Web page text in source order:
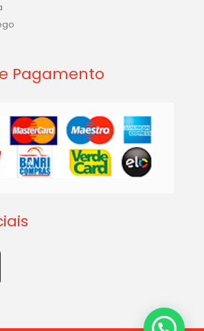
Pagamento